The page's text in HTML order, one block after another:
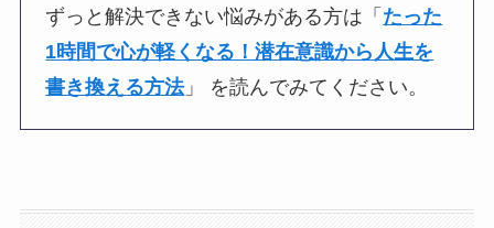
ずっと解決できない悩みがある方は「 たった
1時間で心が軽くなる！潜在意識から人生を
書き換える方法」 を読んでみてください。